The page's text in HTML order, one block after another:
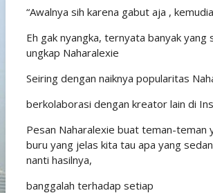
“Awalnya sih karena gabut aja ,
Eh gak nyangka, ternyata banyak yang
ungkap Naharalexie
Seiring dengan naiknya popularitas
berkolaborasi dengan kreator lain di
Pesan Naharalexie buat teman-teman
buru yang jelas kita tau apa yang
nanti hasilnya,
banggalah terhadap setiap